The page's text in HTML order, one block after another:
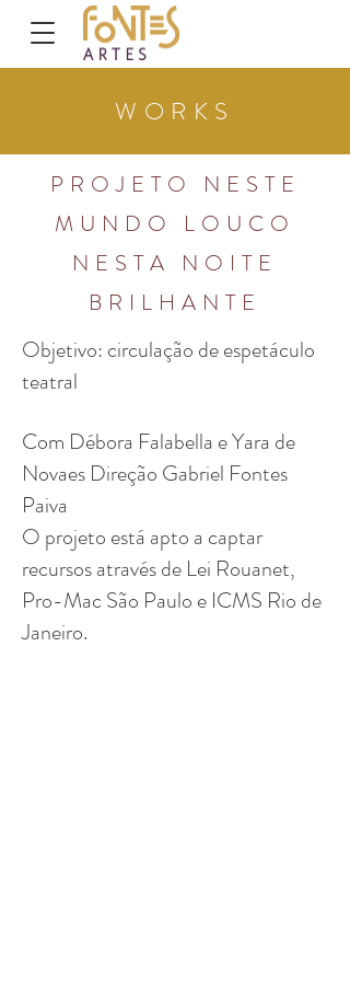
WORKS
PROJETO NESTE
MUNDO LOUCO
NESTA NOITE
BRILHANTE
Objetivo: circulação de espetáculo
teatral
Com Débora Falabella e Yara de
Novaes Direção Gabriel Fontes
Paiva
O projeto está apto a captar
recursos através de Lei Rouanet,
Pro-Mac São Paulo e ICMS Rio de
Janeiro.